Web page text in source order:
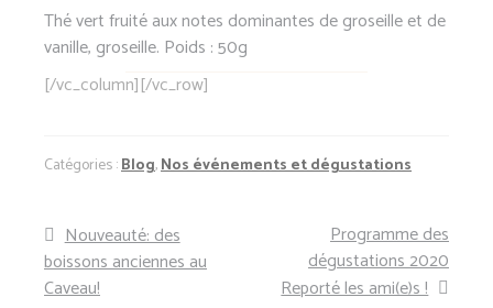
Thé vert fruité aux notes dominantes de groseille et de
vanille, groseille. Poids : 50g
[/vc_column][/vc_row]
Catégories :Blog,Nos événements et dégustations
Navigation
de
Article
précédent :
Nouveauté: des
boissons anciennes au
Caveau!
Article
suivant :
Programme des
dégustations 2020
Reporté les ami(e)s !